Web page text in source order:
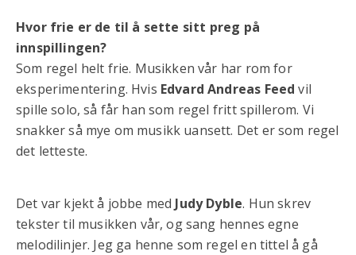
Hvor frie er de til å sette sitt preg på
innspillingen?
Som regel helt frie. Musikken vår har rom for
eksperimentering. Hvis Edvard Andreas Feed vil
spille solo, så får han som regel fritt spillerom. Vi
snakker så mye om musikk uansett. Det er som regel
det letteste.
Det var kjekt å jobbe med Judy Dyble. Hun skrev
tekster til musikken vår, og sang hennes egne
melodilinjer. Jeg ga henne som regel en tittel å gå